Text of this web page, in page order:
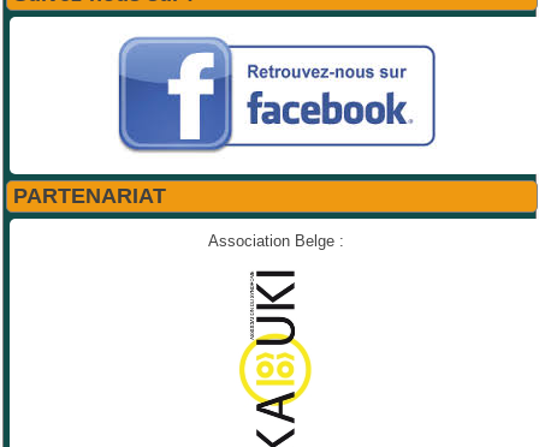
PARTENARIAT
Association Belge :